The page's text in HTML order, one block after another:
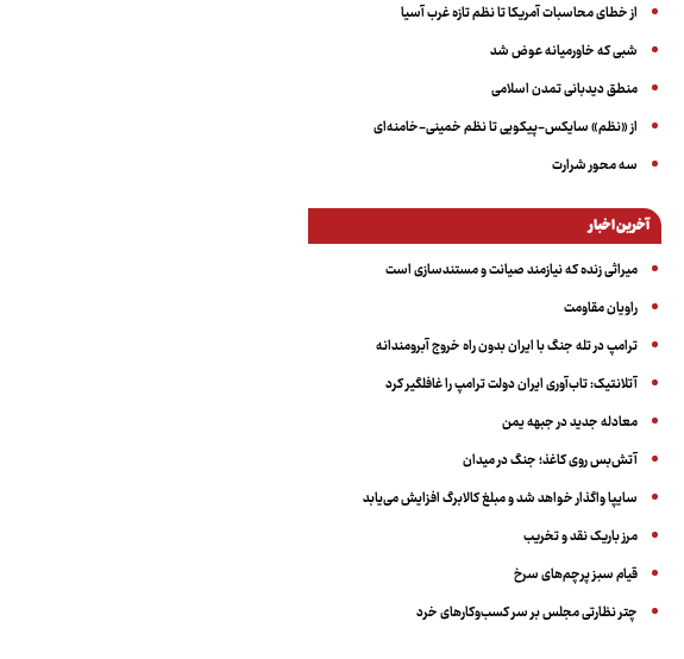
از خطای محاسبات آمریکا تا نظم تازه غرب آسیا
شبی که خاورمیانه عوض شد
منطق دیدبانی تمدن اسلامی
از «نظم» سایکس-پیکویی تا نظم خمینی-خامنه‌ای
سه‌ محور شرارت
آخرین اخبار
میراثی زنده که نیازمند صیانت و مستندسازی است
راویان مقاومت
ترامپ در تله جنگ با ایران بدون راه خروج آبرومندانه
آتلانتیک: تاب‌آوری ایران دولت ترامپ را غافلگیر کرد
معادله جدید در جبهه یمن
آتش‌بس روی کاغذ؛ جنگ در میدان
سایپا واگذار خواهد شد و مبلغ کالابرگ افزایش می‌یابد
مرز باریک نقد و تخریب
قیام سبز پرچم‌های سرخ
چتر نظارتی مجلس بر سر کسب‌وکارهای خرد